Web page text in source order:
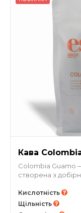
Кава
Colombia Guamo
створена з
над рівнем моря.
невеликих
прохолодний
Кислотність
Щільність